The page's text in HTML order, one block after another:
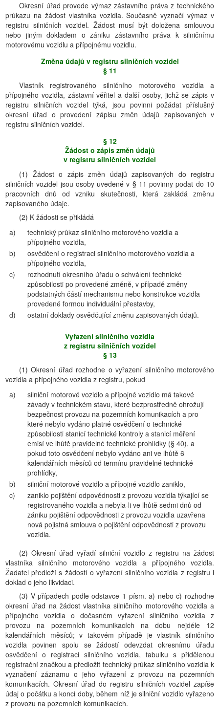
Okresní úřad provede výmaz zástavního práva z technického
průkazu na žádost vlastníka vozidla. Současně vyznačí výmaz v
registru silničních vozidel. Žádost musí být doložena smlouvou
nebo jiným dokladem o zániku zástavního práva k silničnímu
motorovému vozidlu a přípojnému vozidlu.
Změna údajů v registru silničních vozidel
§ 11
Vlastník registrovaného silničního motorového vozidla a
přípojného vozidla, zástavní věřitel a další osoby, jichž se zápis v
registru silničních vozidel týká, jsou povinni požádat příslušný
okresní úřad o provedení zápisu změn údajů zapisovaných v
registru silničních vozidel.
§ 12
Žádost o zápis změn údajů
v registru silničních vozidel
(1) Žádost o zápis změn údajů zapisovaných do registru
silničních vozidel jsou osoby uvedené v § 11 povinny podat do 10
pracovních dnů od vzniku skutečnosti, která zakládá změnu
zapisovaného údaje.
(2) K žádosti se přikládá
a)
technický průkaz silničního motorového vozidla a
přípojného vozidla,
b)
osvědčení o registraci silničního motorového vozidla a
přípojného vozidla,
c)
rozhodnutí okresního úřadu o schválení technické
způsobilosti po provedené změně, v případě změny
podstatných částí mechanismu nebo konstrukce vozidla
provedené formou individuální přestavby,
d)
ostatní doklady osvědčující změnu zapisovaných údajů.
Vyřazení silničního vozidla
z registru silničních vozidel
§ 13
(1) Okresní úřad rozhodne o vyřazení silničního motorového
vozidla a přípojného vozidla z registru, pokud
a)
silniční motorové vozidlo a přípojné vozidlo má takové
závady v technickém stavu, které bezprostředně ohrožují
bezpečnost provozu na pozemních komunikacích a pro
které nebylo vydáno platné osvědčení o technické
způsobilosti stanicí technické kontroly a stanicí měření
emisí ve lhůtě pravidelné technické prohlídky (§ 40), a
pokud toto osvědčení nebylo vydáno ani ve lhůtě 6
kalendářních měsíců od termínu pravidelné technické
prohlídky,
b)
silniční motorové vozidlo a přípojné vozidlo zaniklo,
c)
zaniklo pojištění odpovědnosti z provozu vozidla týkající se
registrovaného vozidla a nebyla-li ve lhůtě sedmi dnů od
zániku pojištění odpovědnosti z provozu vozidla uzavřena
nová pojistná smlouva o pojištění odpovědnosti z provozu
vozidla.
(2) Okresní úřad vyřadí silniční vozidlo z registru na žádost
vlastníka silničního motorového vozidla a přípojného vozidla.
Žadatel předloží s žádostí o vyřazení silničního vozidla z registru i
doklad o jeho likvidaci.
(3) V případech podle odstavce 1 písm. a) nebo c) rozhodne
okresní úřad na žádost vlastníka silničního motorového vozidla a
přípojného vozidla o dočasném vyřazení silničního vozidla z
provozu na pozemních komunikacích na dobu nejdéle 12
kalendářních měsíců; v takovém případě je vlastník silničního
vozidla povinen spolu se žádostí odevzdat okresnímu úřadu
osvědčení o registraci silničního vozidla, tabulku s přidělenou
registrační značkou a předložit technický průkaz silničního vozidla k
vyznačení záznamu o jeho vyřazení z provozu na pozemních
komunikacích. Okresní úřad do registru silničních vozidel zapíše
údaj o počátku a konci doby, během níž je silniční vozidlo vyřazeno
z provozu na pozemních komunikacích.